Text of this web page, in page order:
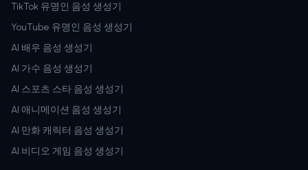
TikTok 유명인 음성 생성기
YouTube 유명인 음성 생성기
AI 배우 음성 생성기
AI 가수 음성 생성기
AI 스포츠 스타 음성 생성기
AI 애니메이션 음성 생성기
AI 만화 캐릭터 음성 생성기
AI 비디오 게임 음성 생성기